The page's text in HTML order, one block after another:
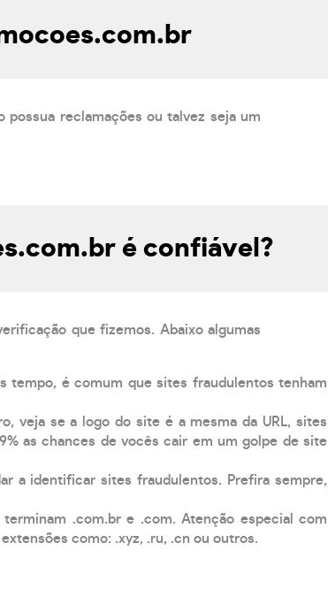
possua reclamações ou talvez seja um
é confiável?
que fizemos. Abaixo algumas
tempo, é comum que sites fraudulentos tenham
veja se a logo do site é a mesma da URL, sites
as chances de vocês cair em um golpe de site
a identificar sites fraudulentos. Prefira sempre,
.com.br e .com. Atenção especial com
como: .xyz, .ru, .cn ou outros.